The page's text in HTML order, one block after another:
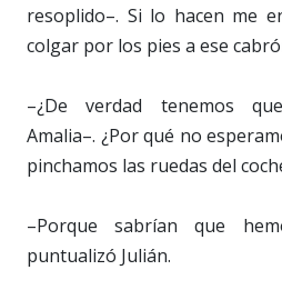
resoplido–. Si lo hacen me
colgar por los pies a ese
–¿De verdad tenemos
Amalia–. ¿Por qué no
pinchamos las ruedas del
–Porque sabrían que
puntualizó Julián.